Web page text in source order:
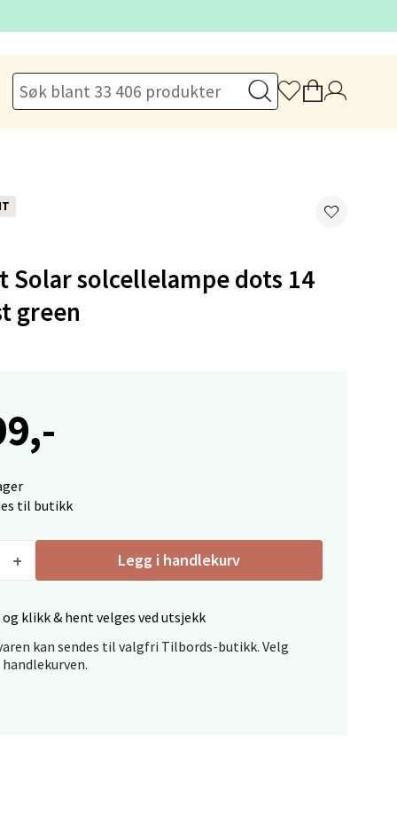
Solar solcellelampe dots 14
green
til butikk
Legg i handlekurv
klikk & hent velges ved utsjekk
kan sendes til valgfri Tilbords-butikk. Velg